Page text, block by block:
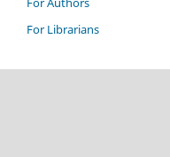
For Librarians